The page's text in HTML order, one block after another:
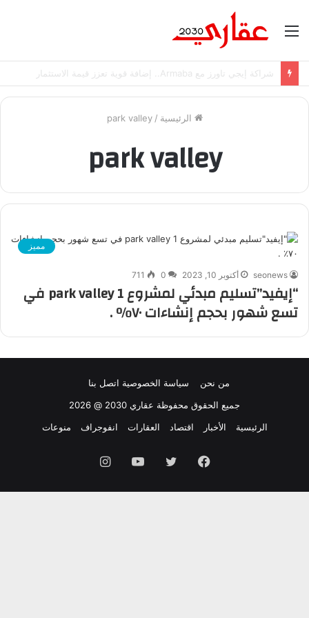
القائمة
شراكة إيجي تاورز مع Armaba.. إضافة قوية تعزز قيمة الاستثمار
الرئيسية /
park valley
park valley
مميز
seonews أكتوبر 10, 2023 0
711
“إيفيد”تسليم مبدئي لمشروع park valley 1 في
تسع شهور بحجم إنشاءات ٧٠٪؜ .
من نحن سياسة الخصوصية اتصل بنا
جميع الحقوق محفوظة عقاري 2030 @ 2026
الرئيسية
الأخبار اقتصاد العقارات انفوجراف منوعات
فيسبوك تويتر يوتيوب